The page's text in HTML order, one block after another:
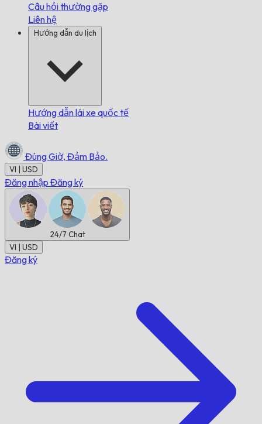
Câu hỏi thường gặp
Liên hệ
Hướng dẫn du lịch
Hướng dẫn lái xe quốc tế
Bài viết
Đúng Giờ, Đảm Bảo.
VI | USD
Đăng nhập Đăng ký
24/7 Chat
VI | USD
Đăng ký